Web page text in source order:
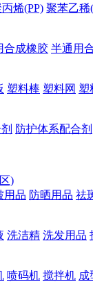
烯(PP) 聚苯乙稀
合成橡胶 半通用
塑料棒 塑料网 塑
防护体系配合剂
)
用品 防晒用品 祛
洗洁精 洗发用品
喷码机 搅拌机 成